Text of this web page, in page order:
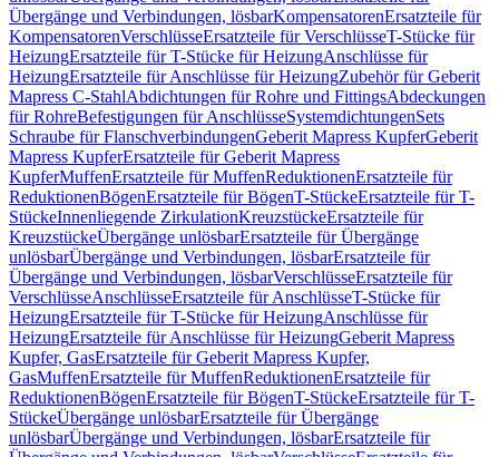
Übergänge und Verbindungen, lösbarKompensatorenErsatzteile für
KompensatorenVerschlüsseErsatzteile für VerschlüsseT-Stücke für
HeizungErsatzteile für T-Stücke für HeizungAnschlüsse für
HeizungErsatzteile für Anschlüsse für HeizungZubehör für Geberit
Mapress C-StahlAbdichtungen für Rohre und FittingsAbdeckungen
für RohreBefestigungen für AnschlüsseSystemdichtungenSets
Schraube für FlanschverbindungenGeberit Mapress KupferGeberit
Mapress KupferErsatzteile für Geberit Mapress
KupferMuffenErsatzteile für MuffenReduktionenErsatzteile für
ReduktionenBögenErsatzteile für BögenT-StückeErsatzteile für T-
StückeInnenliegende ZirkulationKreuzstückeErsatzteile für
KreuzstückeÜbergänge unlösbarErsatzteile für Übergänge
unlösbarÜbergänge und Verbindungen, lösbarErsatzteile für
Übergänge und Verbindungen, lösbarVerschlüsseErsatzteile für
VerschlüsseAnschlüsseErsatzteile für AnschlüsseT-Stücke für
HeizungErsatzteile für T-Stücke für HeizungAnschlüsse für
HeizungErsatzteile für Anschlüsse für HeizungGeberit Mapress
Kupfer, GasErsatzteile für Geberit Mapress Kupfer,
GasMuffenErsatzteile für MuffenReduktionenErsatzteile für
ReduktionenBögenErsatzteile für BögenT-StückeErsatzteile für T-
StückeÜbergänge unlösbarErsatzteile für Übergänge
unlösbarÜbergänge und Verbindungen, lösbarErsatzteile für